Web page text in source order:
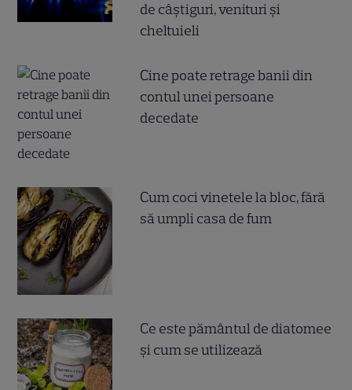
de câștiguri, venituri și
cheltuieli
Cine poate retrage banii din
contul unei persoane
decedate
Cum coci vinetele la bloc, fără
să umpli casa de fum
Ce este pământul de diatomee
și cum se utilizează